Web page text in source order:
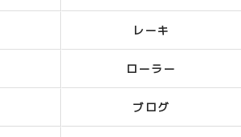
レーキ
ローラー
ブログ